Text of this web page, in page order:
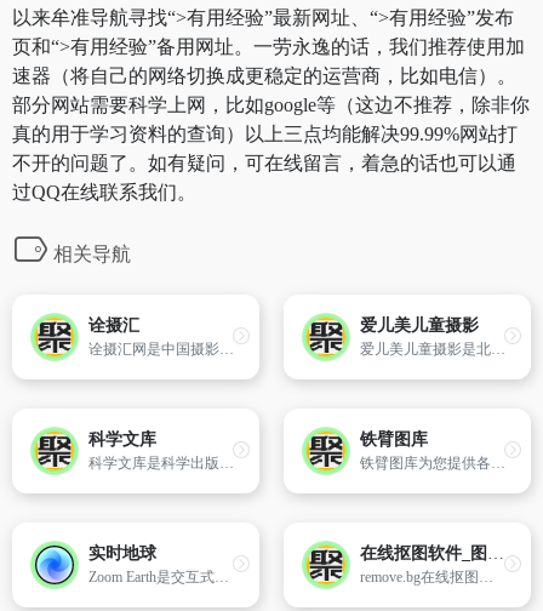
以来牟准导航寻找“>有用经验”最新网址、“>有用经验”发布
页和“>有用经验”备用网址。一劳永逸的话，我们推荐使用加
速器（将自己的网络切换成更稳定的运营商，比如电信）。
部分网站需要科学上网，比如google等（这边不推荐，除非你
真的用于学习资料的查询）以上三点均能解决99.99%网站打
不开的问题了。如有疑问，可在线留言，着急的话也可以通
过QQ在线联系我们。
相关导航
诠摄汇
诠摄汇网是中国摄影家协会旗下中国摄影报社新媒体平台,这是诠释摄影的平台,这是汇聚摄影人的平台。这里参加全国摄影展,观看摄影视频,收听摄影段子,发布摄影作品,举办个人影展。我们的宗旨是好玩、好用、好快乐！
爱儿美儿童摄影
爱儿美儿童摄影是北京儿童摄影领导品牌,爱儿美儿童摄影网每周都有人像摄影十杰摄影师和国内外摄影大师的作品更新。
科学文库
科学文库是科学出版社数字图书全文检索、在线浏览和下载借阅的平台。包括数理、化学材料、生命、地球、资源环境、农林、医药、信息、工程、管理、历史考古、经济、教育传播、法哲社会等书籍免费在线阅读。
铁臂图库
铁臂图库为您提供各种品牌工程机械高清图片,包括产品图片,施工图片,维修图片,展会图片,行业图片,趣味图片。买工程机械就上铁臂商城。
实时地球
Zoom Earth是交互式世界天气网站。可查看您所在位置的实时卫星图像、降雨雷达、风和温度预报地图，还能追踪飓风、气旋、风暴。实时图像每10分钟更新一次。
在线抠图软件_图片去除背景
remove.bg在线抠图软件轻松实现一键抠图,只需上传图片,无需其他操作,即可100%自动去除图片背景。